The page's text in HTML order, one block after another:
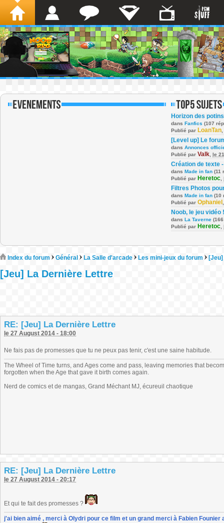
Horizon des potins
dans Fanfics (107
Publié par LoanTan
[Level up] Le
dans Annonces
Publié par Valk le
Création de texte
dans Made in fan (11
Publié par Heretoc
Filtres Photos
dans Made in fan (10
Publié par Ophaniel
Noob, le jeu vidéo !
dans La Taverne
Publié par Heretoc
Index du forum Général La Salle d'arcade Les mini-jeux du forum
[Jeu] La Dernière Lettre
RE: [Jeu] La Dernière Lettre
le 27 August 2014 - 18:00
Ne fais pas de promesses que tu ne peux pas tenir, c'est une saine habitude.
The Wheel of Time turns, and Ages come and pass, leaving memories that
forgotten when the Age that gave it birth comes again.
Nerd de comics et de mangas, Grand Méchant MJ, écureuil chaotique
RE: [Jeu] La Dernière Lettre
le 27 August 2014 - 20:17
Et qui te fait des promesses ?
j'ai bien aimé , merci à Olydri pour ce film et un grand merci à Fabien